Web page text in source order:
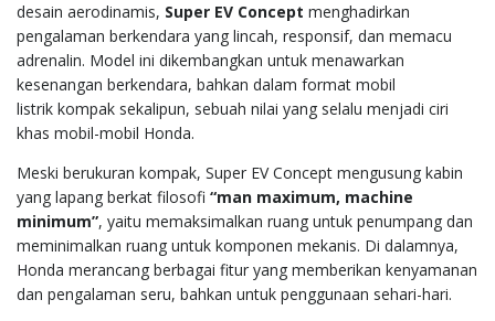
desain aerodinamis, Super EV Concept menghadirkan
pengalaman berkendara yang lincah, responsif, dan memacu
adrenalin. Model ini dikembangkan untuk menawarkan
kesenangan berkendara, bahkan dalam format mobil
listrik kompak sekalipun, sebuah nilai yang selalu menjadi ciri
khas mobil-mobil Honda.
Meski berukuran kompak, Super EV Concept mengusung kabin
yang lapang berkat filosofi “man maximum, machine
minimum”, yaitu memaksimalkan ruang untuk penumpang dan
meminimalkan ruang untuk komponen mekanis. Di dalamnya,
Honda merancang berbagai fitur yang memberikan kenyamanan
dan pengalaman seru, bahkan untuk penggunaan sehari-hari.